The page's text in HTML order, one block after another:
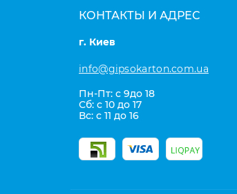
КОНТАКТЫ И АДРЕС
г. Киев
info@gipsokarton.com.ua
Пн-Пт: с 9до 18
Сб: с 10 до 17
Вс: с 11 до 16